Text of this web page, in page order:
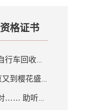
资格证书
深圳启动超标电动自行车回收置换补贴活动 补贴200元-800元不等
眼下“文学之都”南京又到樱花盛开的季节
价格虚高、型号不对…… 助听器质量良莠不齐